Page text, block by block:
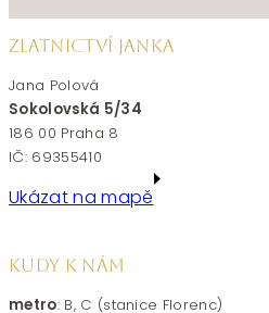
ZLATNICTVÍ JANKA
Jana Polová
Sokolovská 5/34
186 00 Praha 8
IČ: 69355410
Ukázat na mapě
KUDY K NÁM
metro: B, C (stanice Florenc)